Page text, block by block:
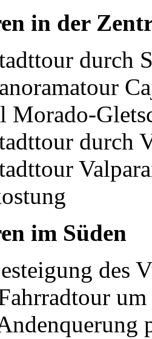
in der
durch
Morado-
durch
im Süden
des